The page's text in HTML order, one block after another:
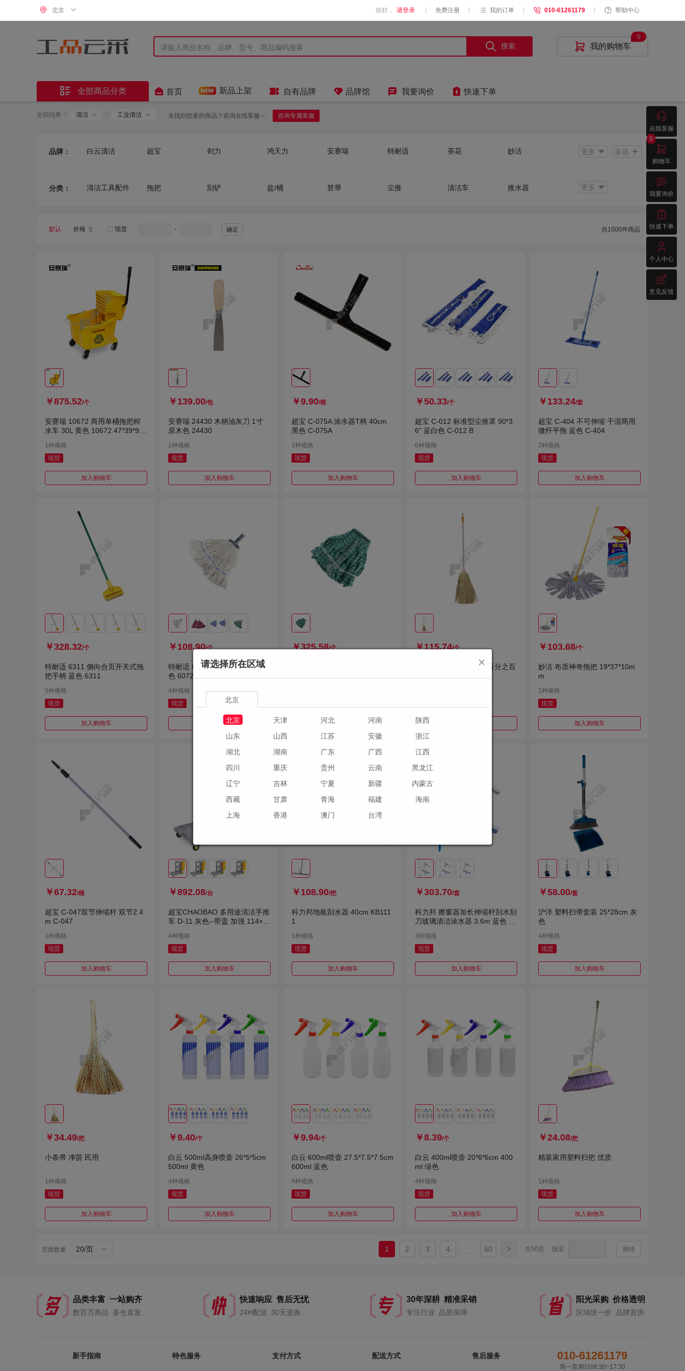
北京 你好， 请登录 免费注册 我的订单 010-61261179 帮助中心
搜索  我的购物车
0
 全部商品分类  首页 新品上架  自有品牌  品牌馆  我要询价  快速下单
全部结果 / 清洁 / 工业清洁 未找到想要的商品？咨询在线客服～ 咨询专属客服
品牌： 白云清洁 超宝 剑力 鸿天力 安赛瑞 特耐适 茶花
妙洁
谐晟
沪强
兰诗（LAUTEE）
坚尔美
村田稻夫
许媳妇 白猫
宇昊
更多 多选
分类： 清洁工具配件 拖把 刮铲 盆/桶 笤帚 尘推 清洁车
推水器
更多
默认 价格 现货 - 确定 共1000件商品
￥875.52/个
安赛瑞 10672 商用单桶拖把榨
水车 30L 黄色 10672 47*39*91c
1种规格
现货
加入购物车
￥139.00/包
安赛瑞 24430 木柄油灰刀 1寸
原木色 24430
1种规格
现货
加入购物车
￥9.90/根
超宝 C-075A 涂水器T柄 40cm
黑色 C-075A
1种规格
现货
加入购物车
￥50.33/个
超宝 C-012 标准型尘推罩 90*3
6" 蓝白色 C-012 B
6种规格
现货
加入购物车
￥133.24/套
超宝 C-404 不可伸缩 干湿两用
微纤平拖 蓝色 C-404
2种规格
现货
加入购物车
￥328.32/个
特耐适 6311 侧向合页开关式拖
把手柄 蓝色 6311
5种规格
现货
加入购物车
￥108.90/个
特耐适 6072 中号快接式拖把 白
色 6072
4种规格
现货
加入购物车
￥325.58/个
加入购物车
￥115.74/个
特耐适 6802 大厅扫帚 百分之百
￥103.68/个
妙洁 布质神奇拖把 19*37*10m
m
1种规格
现货
加入购物车
￥67.32/根
超宝 C-047双节伸缩杆 双节2.4
m C-047
1种规格
现货
加入购物车
￥892.08/台
超宝CHAOBAO 多用途清洁手推
车 D-11 灰色--带盖 加强 114×5
4种规格
现货
加入购物车
￥108.90/把
科力邦地板刮水器 40cm KB111
1
1种规格
现货
加入购物车
￥303.70/套
科力邦 擦窗器加长伸缩杆刮水刮
刀玻璃清洁涂水器 3.6m 蓝色 K
3种规格
现货
加入购物车
￥58.00/套
沪洋 塑料扫帚套装 25*28cm 灰
色
4种规格
现货
加入购物车
￥34.49/把
小条帚 净苗 民用
1种规格
现货
加入购物车
￥9.40/个
白云 500ml高身喷壶 26*5*5cm
500ml 黄色
4种规格
现货
加入购物车
￥9.94/个
白云 600ml喷壶 27.5*7.5*7.5cm
600ml 蓝色
4种规格
现货
加入购物车
￥8.39/个
白云 400ml喷壶 20*6*6cm 400
ml 绿色
4种规格
现货
加入购物车
￥24.08/把
精装家用塑料扫把 优质
1种规格
现货
加入购物车
页面数量 20/页 1 2 3 4 50 > 共50页 跳至 跳转
品类丰富 一站购齐
数百万商品 多仓直发
快速响应 售后无忧
24H配送 30天退换
30年深耕 精准采销
专注行业 品质保障
阳光采购 价格透明
区域统一价 品牌直供
新手指南 特色服务 支付方式 配送方式 售后服务 010-61261179
周一至周日08:30~17:30

在线客服

购物车
0

我要询价

快速下单

个人中心

意见反馈
请选择所在区域
北京
北京
天津 河北 河南
陕西
山东
山西 江苏 安徽
浙江
湖北
湖南 广东 广西
江西
四川
重庆 贵州 云南
黑龙江
辽宁
吉林 宁夏 新疆
内蒙古
西藏
甘肃 青海 福建
海南
上海
香港 澳门 台湾